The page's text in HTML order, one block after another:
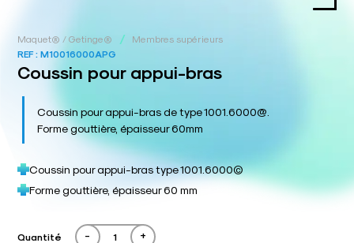
Maquet® / Getinge® /
Membres supérieurs
REF :M10016000APG
Coussin pour appui-bras
Coussin pour appui-bras de type 1001.6000@.
Forme gouttière, épaisseur 60mm
Coussin pour appui-bras type 1001.6000©
Forme gouttière, épaisseur 60 mm
Quantité - +